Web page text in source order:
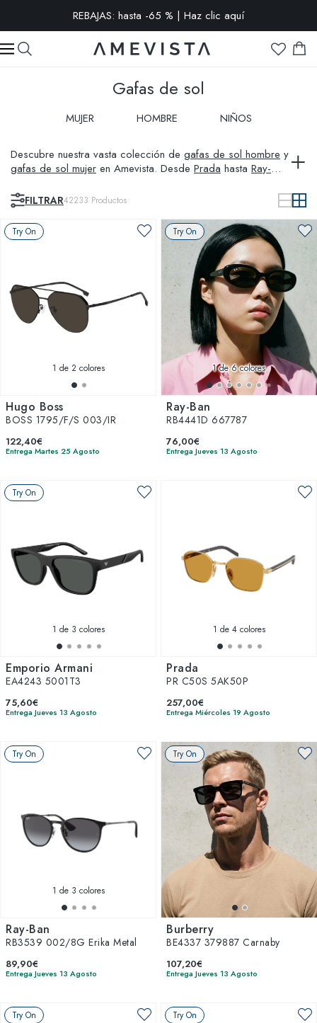
-10% extra en todas las gafas con cristales graduados | Código:
VISION10
Gafas de sol
MUJER HOMBRE NIÑOS
Descubre nuestra vasta colección de gafas de sol hombre y
gafas de sol mujer en Amevista. Desde Prada hasta Ray-
deportivasoTom Ford. Explora lo último en
Oakley
FILTRAR42233 Productos
Try On
1 de 2 colores
Hugo Boss
BOSS 1795/F/S 003/IR
122,40€
Entrega Martes 25 Agosto
Try On
1de 6 colores
Ray-Ban
RB4441D 667787
76,00€
Entrega Jueves 13 Agosto
Try On
1 de 3 colores
Emporio Armani
EA4243 5001T3
75,60€
Entrega Jueves 13 Agosto
1 de 4 colores
Prada
PR C50S 5AK50P
257,00€
Entrega Miércoles 19 Agosto
Try On
1 de 3 colores
Ray-Ban
RB3539 002/8G Erika Metal
89,90€
Entrega Jueves 13 Agosto
Try On
Burberry
BE4337 379887 Carnaby
107,20€
Entrega Jueves 13 Agosto
Try On Try On